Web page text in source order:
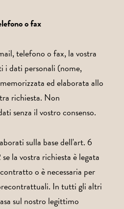
o fax
telefono o fax, la vostra
i dati personali (nome,
ed elaborata allo
richiesta. Non
senza il vostro consenso.
sulla base dell'art. 6
la vostra richiesta è legata
o è necessaria per
In tutti gli altri
sul nostro legittimo